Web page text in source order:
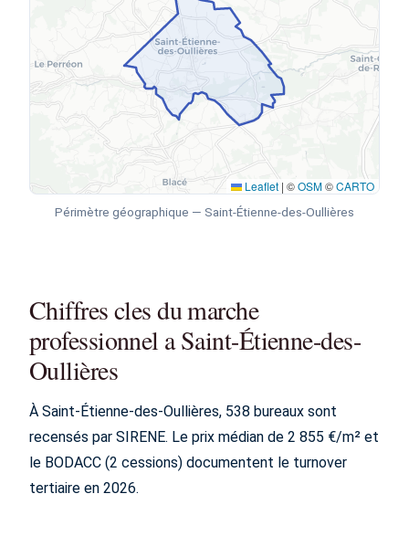
Leaflet | ©OSM©CARTO
Périmètre géographique — Saint-Étienne-des-Oullières
Chiffres cles du marche
professionnel a Saint-Étienne-des-
Oullières
À Saint-Étienne-des-Oullières, 538 bureaux sont
recensés par SIRENE. Le prix médian de 2 855 €/m² et
le BODACC (2 cessions) documentent le turnover
tertiaire en 2026.